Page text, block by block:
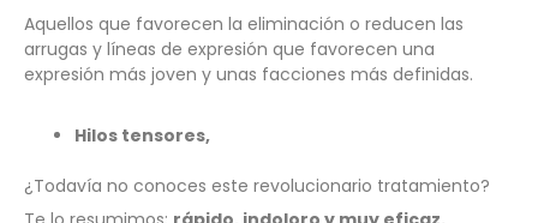
Aquellos que favorecen la eliminación o reducen las
arrugas y líneas de expresión que favorecen una
expresión más joven y unas facciones más definidas.
Hilos tensores,
¿Todavía no conoces este revolucionario tratamiento?